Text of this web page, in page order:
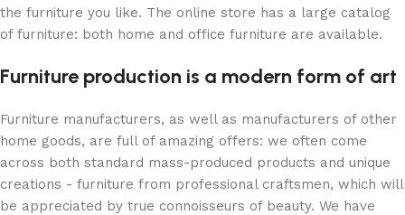
the furniture you like. The online store has a large catalog
of furniture: both home and office furniture are available.
Furniture production is a modern form of art
Furniture manufacturers, as well as manufacturers of other
home goods, are full of amazing offers: we often come
across both standard mass-produced products and unique
creations - furniture from professional craftsmen, which will
be appreciated by true connoisseurs of beauty. We have